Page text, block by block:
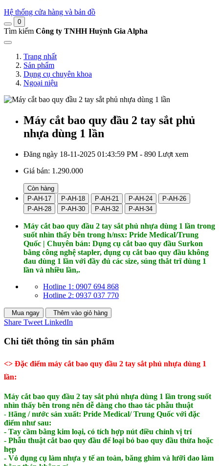
Hệ thống cửa hàng và bản đồ
0
Tìm kiếm Công ty TNHH Huỳnh Gia Alpha
Trang nhất
Sản phẩm
Dụng cụ chuyên khoa
Ngoại niệu
Máy cắt bao quy đầu 2 tay sắt phủ
nhựa dùng 1 lần
Đăng ngày 18-11-2025 01:43:59 PM - 890 Lượt xem
Giá bán: 1.290.000
Còn hàng
P-AH-17
P-AH-18 P-AH-21 P-AH-24
P-AH-26
P-AH-28
P-AH-30 P-AH-32 P-AH-34
Máy cắt bao quy đầu 2 tay sắt phủ nhựa dùng 1 lần trong
suốt nhìn thấy bên trong h/nsx: Pride Medical/Trung
Quốc | Chuyên bán: Dụng cụ cắt bao quy đầu Surkon
bằng công nghệ stapler, dụng cụ cắt bao quy đầu không
đau dùng 1 lần với đầy đủ các size, súng thắt trĩ dùng 1
lần và nhiều lần,.
Hotline 1: 0907 694 868
Hotline 2: 0937 037 770
Mua ngay Thêm vào giỏ hàng
Share Tweet LinkedIn
Chi tiết thông tin sản phẩm
<> Đặc điểm máy cắt bao quy đầu 2 tay sắt phủ nhựa dùng 1
lần:
Máy cắt bao quy đầu 2 tay sắt phủ nhựa dùng 1 lần trong suốt
nhìn thấy bên trong nên dễ dàng cho thao tác phẫu thuật
- Hãng / nước sản xuất: Pride Medical/ Trung Quốc với đặc
điểm như sau:
- Tay cầm bằng kim loại, có tích hợp nút điều chỉnh vị trí
- Phẫu thuật cắt bao quy đầu để loại bỏ bao quy đầu thừa hoặc
hẹp
- Vỏ dụng cụ làm nhựa y tế an toàn, băng ghim và lưỡi dao làm